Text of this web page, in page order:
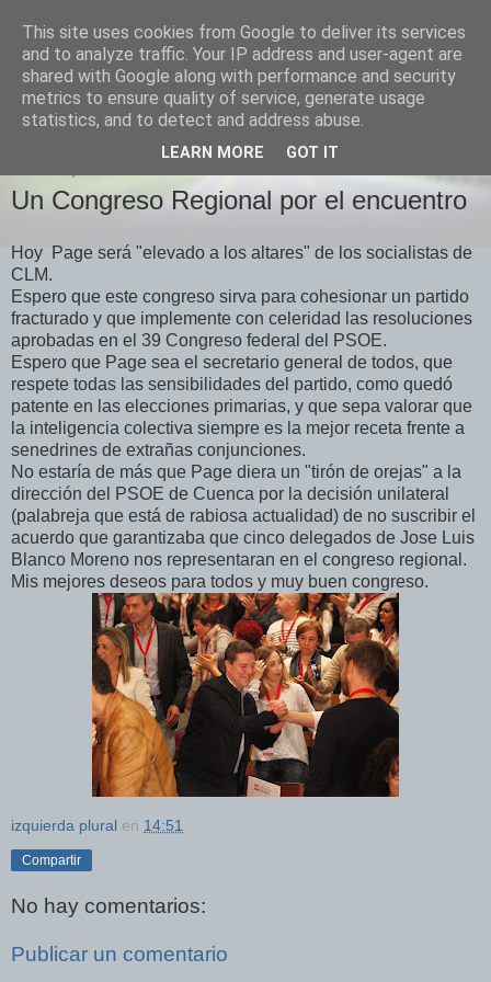
Izquierda Plural
Desde Cuenca para el mundo
Un Congreso Regional por el encuentro
Hoy Page será "elevado a los altares" de los socialistas de
CLM.
Espero que este congreso sirva para cohesionar un partido
fracturado y que implemente con celeridad las resoluciones
aprobadas en el 39 Congreso federal del PSOE.
Espero que Page sea el secretario general de todos, que
respete todas las sensibilidades del partido, como quedó
patente en las elecciones primarias, y que sepa valorar que
la inteligencia colectiva siempre es la mejor receta frente a
senedrines de extrañas conjunciones.
No estaría de más que Page diera un "tirón de orejas" a la
dirección del PSOE de Cuenca por la decisión unilateral
(palabreja que está de rabiosa actualidad) de no suscribir el
acuerdo que garantizaba que cinco delegados de Jose Luis
Blanco Moreno nos representaran en el congreso regional.
Mis mejores deseos para todos y muy buen congreso.
izquierda plural en 14:51
Compartir
No hay comentarios:
Publicar un comentario
This site uses cookies from Google to deliver its services
and to analyze traffic. Your IP address and user-agent are
shared with Google along with performance and security
metrics to ensure quality of service, generate usage
statistics, and to detect and address abuse.
LEARN MORE GOT IT